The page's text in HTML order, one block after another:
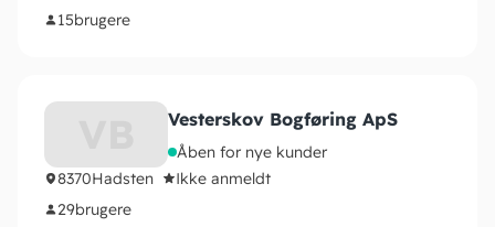
15brugere
Vesterskov Bogføring ApS
Åben for nye kunder
8370Hadsten
Ikke anmeldt
29brugere